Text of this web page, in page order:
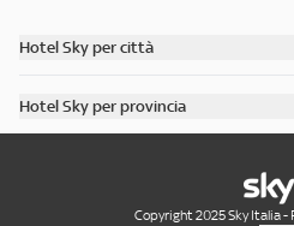
Hotel Sky per città
Scopri tutti gli hotel di Venezia
Hotel Sky per provincia
Scopri tutti gli hotel in provincia di
Scopri tutti gli hotel in provincia di Roma
Scopri tutti gli hotel in provincia di
Copyright 2025 Sky Italia -